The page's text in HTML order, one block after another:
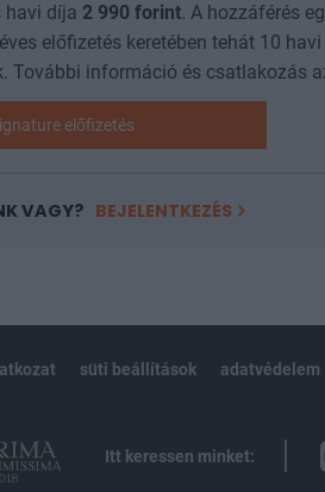
havi díja 2 990 forint. A hozzáférés
előfizetés keretében tehát 10
További információ és csatlakozás
előfizetés
VAGY? BEJELENTKEZÉS
süti beállítások adatvédelem
Itt keressen minket: